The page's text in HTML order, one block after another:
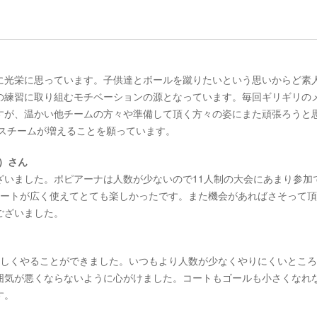
栄に思っています。子供達とボールを蹴りたいという思いからど素
習に取り組むモチベーションの源となっています。毎回ギリギリの
、温かい他チームの方々や準備して頂く方々の姿にまた頑張ろうと
ームが増えることを願っています。
さん
ました。ポピアーナは人数が少ないので11人制の大会にあまり参加
トが広く使えてとても楽しかったです。また機会があればさそって
いました。
くやることができました。いつもより人数が少なくやりにくいとこ
が悪くならないように心がけました。コートもゴールも小さくなれ